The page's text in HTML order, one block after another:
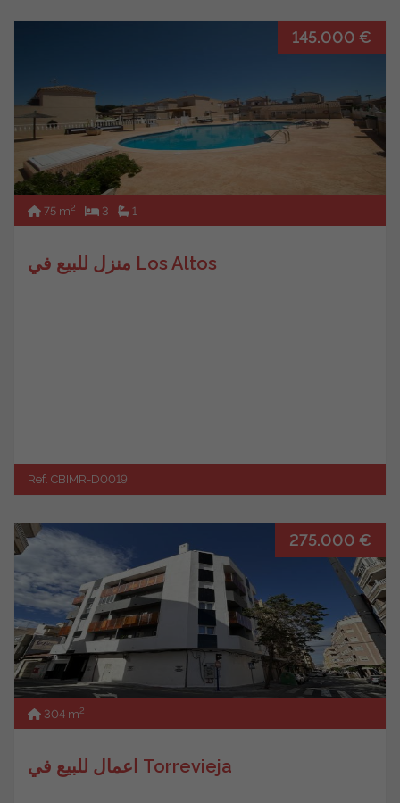
145.000 €
75 m2 3 1
منزل للبيع في Los Altos
Ref. CBIMR-D0019
275.000 €
304 m2
اعمال للبيع في Torrevieja